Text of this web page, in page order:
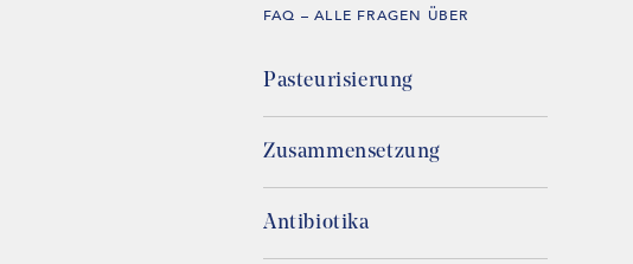
FAQ – ALLE FRAGEN ÜBER
Pasteurisierung
Zusammensetzung
Antibiotika